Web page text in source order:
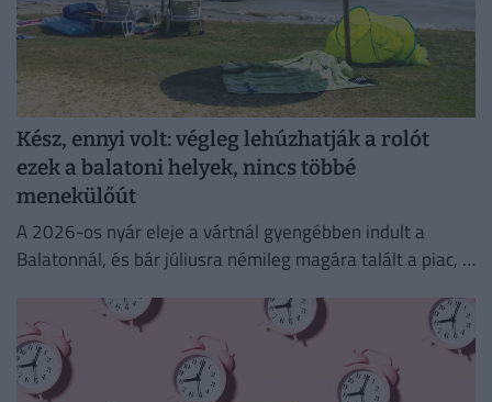
Kész, ennyi volt: végleg lehúzhatják a rolót
ezek a balatoni helyek, nincs többé
menekülőút
A 2026-os nyár eleje a vártnál gyengébben indult a
Balatonnál, és bár júliusra némileg magára talált a piac, a